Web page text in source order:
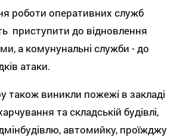
роботи оперативних служб
приступити до відновлення
а комунунальні служби - до
атаки.
також виникли пожежі в закладі
та складській будівлі,
автомийку, проїжджу